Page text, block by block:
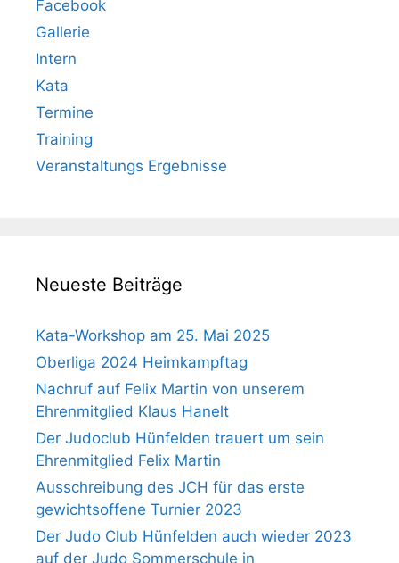
Facebook
Gallerie
Intern
Kata
Termine
Training
Veranstaltungs Ergebnisse
Neueste Beiträge
Kata-Workshop am 25. Mai 2025
Oberliga 2024 Heimkampftag
Nachruf auf Felix Martin von unserem
Ehrenmitglied Klaus Hanelt
Der Judoclub Hünfelden trauert um sein
Ehrenmitglied Felix Martin
Ausschreibung des JCH für das erste
gewichtsoffene Turnier 2023
Der Judo Club Hünfelden auch wieder 2023
auf der Judo Sommerschule in